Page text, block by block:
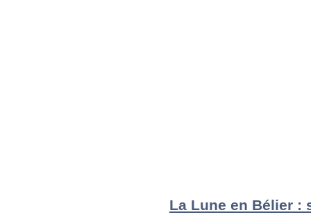
La Lune en Bélier :